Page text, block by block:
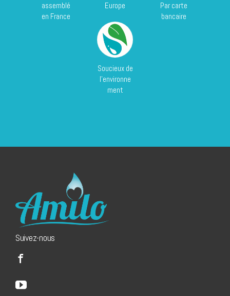
assemblé
en France
Europe
Par carte
bancaire
Soucieux de
l'environne
ment
Suivez-nous